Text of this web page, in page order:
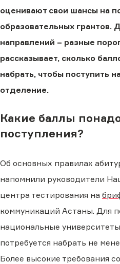
оценивают свои шансы на
образовательных грантов.
направлений − разные
рассказывает, сколько
набрать, чтобы поступить
отделение.
Какие баллы
поступления?
Об основных правилах
напомнили руководители
центра тестирования на
коммуникаций Астаны. Для
национальные
потребуется набрать не
Более высокие требования